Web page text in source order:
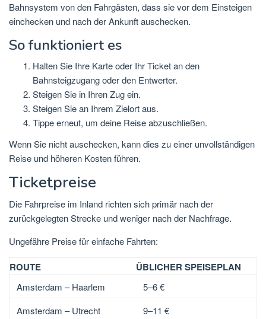
Bahnsystem von den Fahrgästen, dass sie vor dem Einsteigen
einchecken und nach der Ankunft auschecken.
So funktioniert es
Halten Sie Ihre Karte oder Ihr Ticket an den
Bahnsteigzugang oder den Entwerter.
Steigen Sie in Ihren Zug ein.
Steigen Sie an Ihrem Zielort aus.
Tippe erneut, um deine Reise abzuschließen.
Wenn Sie nicht auschecken, kann dies zu einer unvollständigen
Reise und höheren Kosten führen.
Ticketpreise
Die Fahrpreise im Inland richten sich primär nach der
zurückgelegten Strecke und weniger nach der Nachfrage.
Ungefähre Preise für einfache Fahrten:
ROUTE ÜBLICHER SPEISEPLAN
Amsterdam – Haarlem
5–6 €
Amsterdam – Utrecht
9–11 €